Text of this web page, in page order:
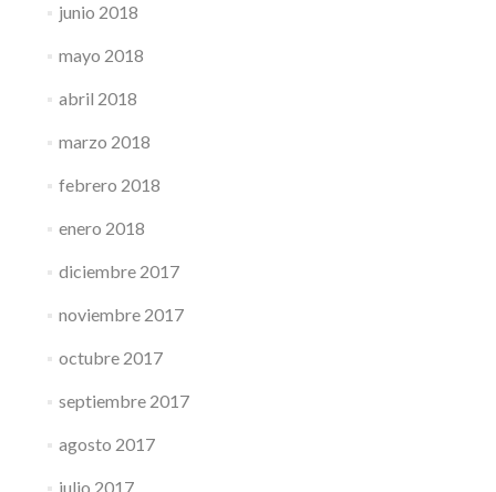
junio 2018
mayo 2018
abril 2018
marzo 2018
febrero 2018
enero 2018
diciembre 2017
noviembre 2017
octubre 2017
septiembre 2017
agosto 2017
julio 2017